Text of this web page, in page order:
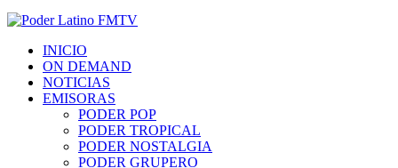
INICIO
ON DEMAND
NOTICIAS
EMISORAS
PODER POP
PODER TROPICAL
PODER NOSTALGIA
PODER GRUPERO